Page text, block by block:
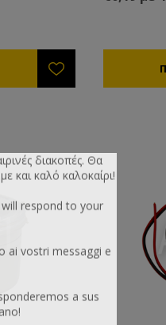
διακοπές. Θα
και καλό καλοκαίρι!
respond to your
ai vostri messaggi e
a sus